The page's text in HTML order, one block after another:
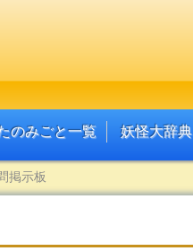
のみごと一覧 妖怪大辞典
掲示板